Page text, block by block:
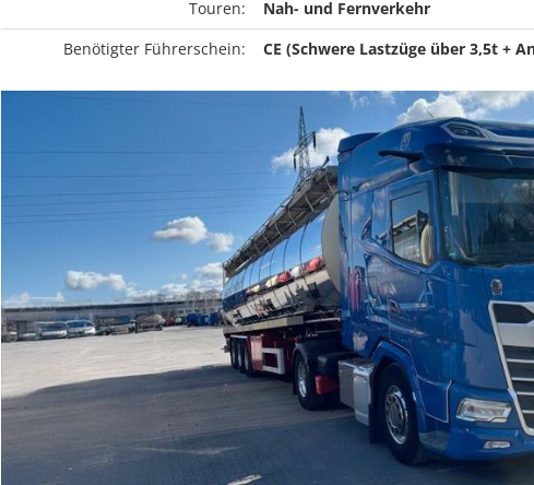
Touren:
Nah- und Fernverkehr
Benötigter Führerschein:
CE (Schwere Lastzüge über 3,5t +